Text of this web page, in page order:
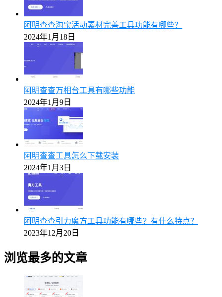
阿明查查淘宝活动素材完善工具功能有哪些？
2024年1月18日
阿明查查万相台工具有哪些功能
2024年1月9日
阿明查查工具怎么下载安装
2024年1月3日
阿明查查引力魔方工具功能有哪些？有什么特点？
2023年12月20日
浏览最多的文章